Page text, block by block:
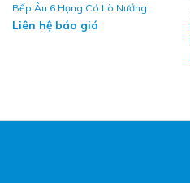
Bếp Âu 6 Họng Có Lò Nướng
Liên hệ báo giá